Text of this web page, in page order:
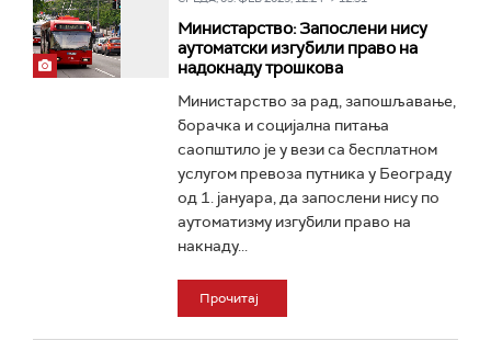
Министарство: Запослени нису
аутоматски изгубили право на
надокнаду трошкова
Министарство за рад, запошљавање,
борачка и социјална питања
саопштило је у вези са бесплатном
услугом превоза путника у Београду
од 1. јануара, да запослени нису по
аутоматизму изгубили право на
накнаду...
Прочитај